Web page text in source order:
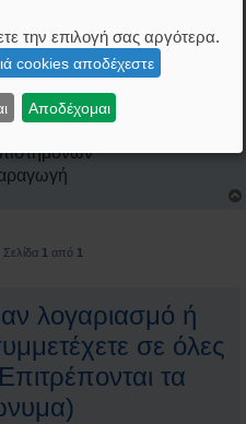
1από 1
λογαριασμό ή
σε όλες
τα
την επιλογή σας αργότερα.
cookies αποδέχεστε
Αποδέχομαι